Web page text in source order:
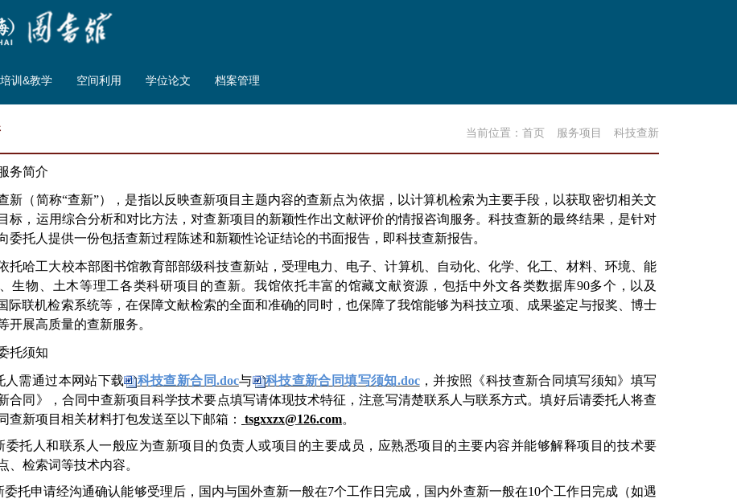
培训&教学 空间利用 学位论文 档案管理
当前位置： 首页 服务项目 科技查新
务简介
新（简称“查新”），是指以反映查新项目主题内容的查新点为依据，以计算机检索为主要手段，以获取密切相关文
标，运用综合分析和对比方法，对查新项目的新颖性作出文献评价的情报咨询服务。科技查新的最终结果，是针对
委托人提供一份包括查新过程陈述和新颖性论证结论的书面报告，即科技查新报告。
托哈工大校本部图书馆教育部部级科技查新站，受理电力、电子、计算机、自动化、化学、化工、材料、环境、能
生物、土木等理工各类科研项目的查新。我馆依托丰富的馆藏文献资源，包括中外文各类数据库90多个，以及
际联机检索系统等，在保障文献检索的全面和准确的同时，也保障了我馆能够为科技立项、成果鉴定与报奖、博士
开展高质量的查新服务。
托须知
人 需通过本网站下载 科技查新合同.doc与 科技查新合同填写须知.doc，并按照《科技查新合同填写须知》 填写
合同 》，合同中查新项目科学技术要点填写请体现技术特征，注意写清楚联系人与联系方式。填好后请委托人将查
查新项目相关材料打包发送至 以下邮箱： tsgxxzx@126.com。
委托人和联系人一般应为查新项目的负责人或项目的主要成员，应熟悉项目的主要内容并能够解释项目的技术要
、检索词等技术内容。
委托申请经沟通确认能够受理后， 国内与国外查新一般在7个工作日完成，国内外查新一般在10个工作日完成（如遇